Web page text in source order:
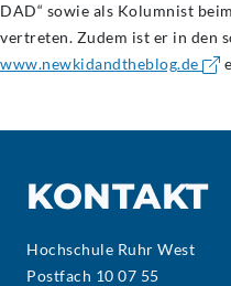
DAD“ sowie als Kolumnist
vertreten. Zudem ist er in den
www.newkidandtheblog.de
KONTAKT
Hochschule Ruhr West
Postfach 10 07 55